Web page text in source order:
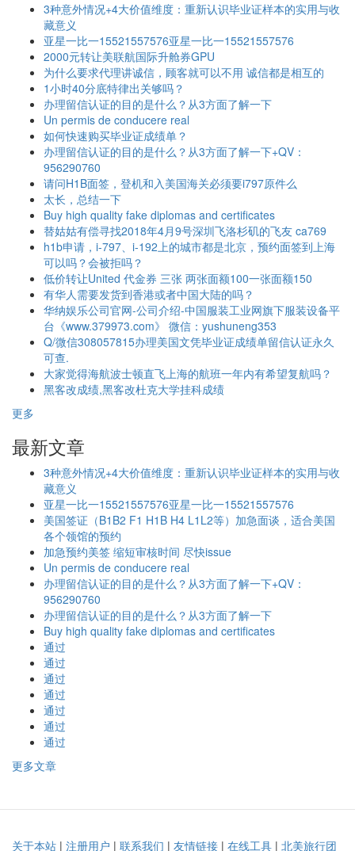
3种意外情况+4大价值维度：重新认识毕业证样本的实用与收
藏意义
亚星一比一15521557576亚星一比一15521557576
2000元转让美联航国际升舱券GPU
为什么要求代理讲诚信，顾客就可以不用 诚信都是相互的
1小时40分底特律出关够吗？
办理留信认证的目的是什么？从3方面了解一下
Un permis de conducere real
如何快速购买毕业证成绩单？
办理留信认证的目的是什么？从3方面了解一下+QV：
956290760
请问H1B面签，登机和入美国海关必须要i797原件么
太长，总结一下
Buy high quality fake diplomas and certificates
替姑姑有偿寻找2018年4月9号深圳飞洛杉矶的飞友 ca769
h1b申请，i-797、i-192上的城市都是北京，预约面签到上海
可以吗？会被拒吗？
低价转让United 代金券 三张 两张面额100一张面额150
有华人需要发货到香港或者中国大陆的吗？
华纳娱乐公司官网-公司介绍-中国服装工业网旗下服装设备平
台《www.379973.com》 微信：yushuneng353
Q/微信308057815办理美国文凭毕业证成绩单留信认证永久
可查.
大家觉得海航波士顿直飞上海的航班一年内有希望复航吗？
黑客改成绩,黑客改杜克大学挂科成绩
更多
最新文章
3种意外情况+4大价值维度：重新认识毕业证样本的实用与收
藏意义
亚星一比一15521557576亚星一比一15521557576
美国签证（B1B2 F1 H1B H4 L1L2等）加急面谈，适合美国
各个领馆的预约
加急预约美签 缩短审核时间 尽快issue
Un permis de conducere real
办理留信认证的目的是什么？从3方面了解一下+QV：
956290760
办理留信认证的目的是什么？从3方面了解一下
Buy high quality fake diplomas and certificates
通过
通过
通过
通过
通过
通过
通过
更多文章
关于本站 | 注册用户 | 联系我们 | 友情链接 | 在线工具 | 北美旅行团